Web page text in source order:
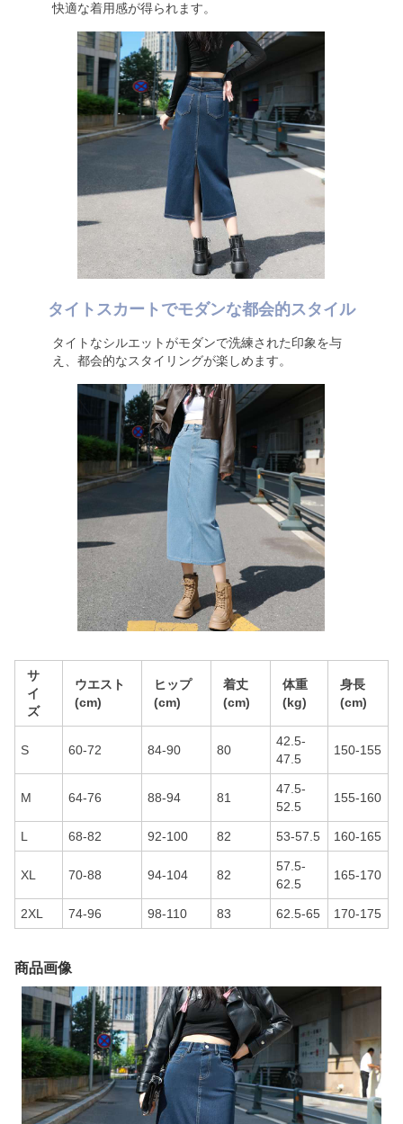
快適な着用感が得られます。
タイトスカートでモダンな都会的スタイル
タイトなシルエットがモダンで洗練された印象を与
え、都会的なスタイリングが楽しめます。
サ
イ
ズ
ウエスト
(cm)
ヒップ
(cm)
着丈
(cm)
体重
(kg)
身長
(cm)
S 60-72 84-90 80
42.5-
47.5
150-155
M 64-76 88-94 81
47.5-
52.5
155-160
L 68-82 92-100 82 53-57.5 160-165
XL 70-88 94-104 82
57.5-
62.5
165-170
2XL 74-96 98-110 83 62.5-65 170-175
商品画像